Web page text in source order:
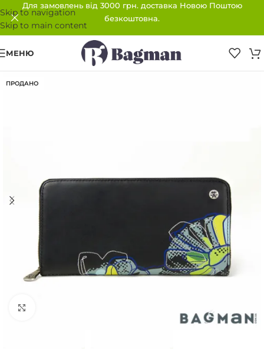
Skip to navigation
Skip to main content
Для замовлень від 3000 грн. доставка Новою Поштою
безкоштовна.
МЕНЮ
ПРОДАНО